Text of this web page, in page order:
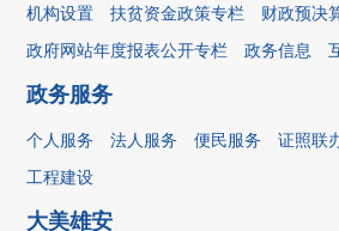
机构设置 扶贫资金政策专栏
财政预决
政府网站年度报表公开专栏
政务信息
政务服务
个人服务 法人服务 便民服务 证照联
工程建设
大美雄安